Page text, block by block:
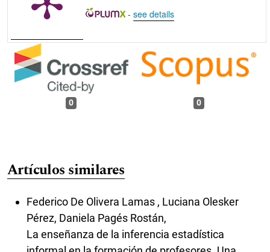
- see details
0 0
Artículos similares
Federico De Olivera Lamas , Luciana Olesker
Pérez, Daniela Pagés Rostán,
La enseñanza de la inferencia estadística